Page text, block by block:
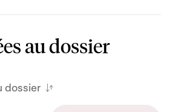
au dossier
dossier